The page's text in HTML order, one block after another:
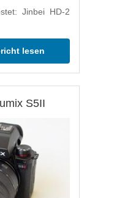
Jinbei HD-2
lesen
S5II